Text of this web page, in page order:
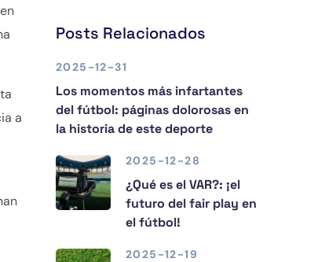
a
Posts Relacionados
2025-12-31
Los momentos más infartantes
del fútbol: páginas dolorosas en
la historia de este deporte
2025-12-28
¿Qué es el VAR?: ¡el
futuro del fair play en
el fútbol!
2025-12-19